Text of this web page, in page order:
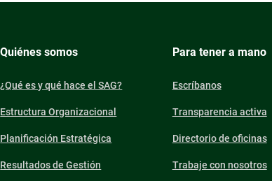
Quiénes somos
¿Qué es y qué hace el SAG?
Estructura Organizacional
Planificación Estratégica
Resultados de Gestión
Para tener a mano
Escríbanos
Transparencia activa
Directorio de oficinas
Trabaje con nosotros